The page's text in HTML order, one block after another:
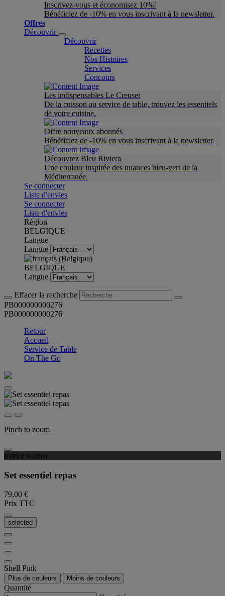
Inscrivez-vous et économisez 10%!
Bénéficiez de -10% en vous inscrivant à la newsletter.
Offres
Découvrir
Découvrir
Recettes
Nos Histoires
Services
Concours
Les indispensables Le Creuset
De la cuisson au service de table, trouvez les essentiels
de votre cuisine.
Offre nouveaux abonnés
Bénéficiez de -10% en vous inscrivant à la newsletter.
Découvrez Bleu Riviera
Une couleur inspirée des nuances bleu-vert de la
Méditerranée.
Se connecter
Liste d'envies
Se connecter
Liste d'envies
Région
BELGIQUE
Langue
Langue
BELGIQUE
Langue
Effacer la recherche
PB000000000276
PB000000000276
Retour
Accueil
Service de Table
On The Go
Pinch to zoom
reddot winner
Set essentiel repas
79,00 €
Prix TTC
selected
Shell Pink
Plus de couleurs Moins de couleurs
Quantité